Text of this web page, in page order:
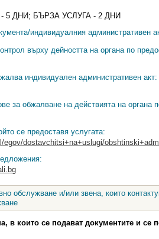
5 ДНИ; БЪРЗА УСЛУГА - 2 ДНИ
индивидуалния административен
върху дейността на органа по
индивидуален административен акт:
за обжалване на действията на органа
се предоставя услугата:
egov/dostavchitsi+na+uslugi/
обслужване и/или звена, които
в които се подават документите и се